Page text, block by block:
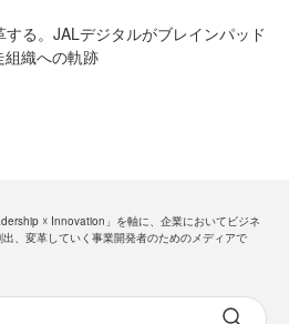
する。JALデジタルがブレインパッド
織への軌跡
☓ Innovation」を軸に、企業においてビジネ
出、変革していく事業開発者のためのメディアで